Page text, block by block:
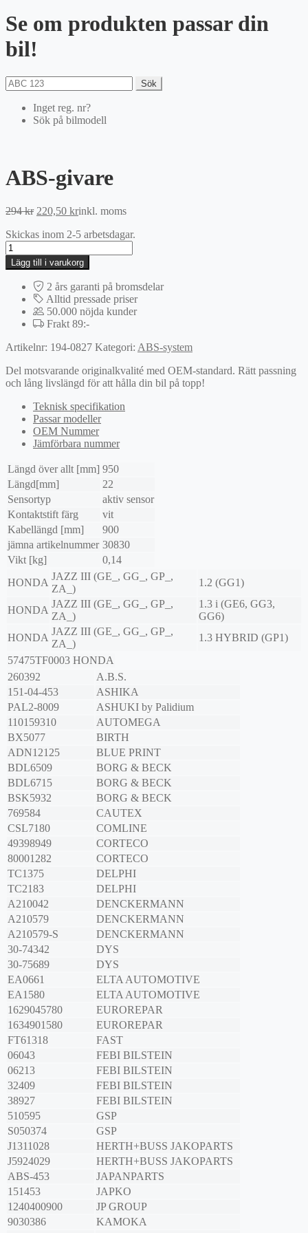
Se om produkten passar din
bil!
Sök
Inget reg. nr?
Sök på bilmodell
ABS-givare
294kr Det
priset
294 kr.
220,50 krDet
priset
220,50 kr.
inkl. moms
Skickas inom 2-5 arbetsdagar.
ABS-
givare
mängd
Lägg till i varukorg
2 års garanti på bromsdelar
Alltid pressade priser
50.000 nöjda kunder
Frakt 89:-
Artikelnr: 194-0827 Kategori: ABS-system
Del motsvarande originalkvalité med OEM-standard. Rätt passning
och lång livslängd för att hålla din bil på topp!
Teknisk specifikation
Passar modeller
OEM Nummer
Jämförbara nummer
Längd över allt [mm] 950
Längd[mm]
22
Sensortyp
aktiv sensor
Kontaktstift färg
vit
Kabellängd [mm]
900
jämna artikelnummer 30830
Vikt [kg]
0,14
HONDA
JAZZ III (GE_, GG_, GP_,
ZA_)
1.2 (GG1)
HONDA
JAZZ III (GE_, GG_, GP_,
ZA_)
1.3 i (GE6, GG3,
GG6)
HONDA
JAZZ III (GE_, GG_, GP_,
ZA_)
1.3 HYBRID (GP1)
57475TF0003 HONDA
260392
A.B.S.
151-04-453
ASHIKA
PAL2-8009
ASHUKI by Palidium
110159310
AUTOMEGA
BX5077
BIRTH
ADN12125
BLUE PRINT
BDL6509
BORG & BECK
BDL6715
BORG & BECK
BSK5932
BORG & BECK
769584
CAUTEX
CSL7180
COMLINE
49398949
CORTECO
80001282
CORTECO
TC1375
DELPHI
TC2183
DELPHI
A210042
DENCKERMANN
A210579
DENCKERMANN
A210579-S
DENCKERMANN
30-74342
DYS
30-75689
DYS
EA0661
ELTA AUTOMOTIVE
EA1580
ELTA AUTOMOTIVE
1629045780
EUROREPAR
1634901580
EUROREPAR
FT61318
FAST
06043
FEBI BILSTEIN
06213
FEBI BILSTEIN
32409
FEBI BILSTEIN
38927
FEBI BILSTEIN
510595
GSP
S050374
GSP
J1311028
HERTH+BUSS JAKOPARTS
J5924029
HERTH+BUSS JAKOPARTS
ABS-453
JAPANPARTS
151453
JAPKO
1240400900
JP GROUP
9030386
KAMOKA